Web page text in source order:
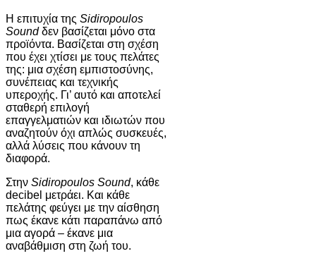
Η επιτυχία της Sidiropoulos
Soundδεν βασίζεται μόνο στα
προϊόντα. Βασίζεται στη σχέση
που έχει χτίσει με τους πελάτες
της: μια σχέση εμπιστοσύνης,
συνέπειας και τεχνικής
υπεροχής. Γι’ αυτό και αποτελεί
σταθερή επιλογή
επαγγελματιών και ιδιωτών που
αναζητούν όχι απλώς συσκευές,
αλλά λύσεις που κάνουν τη
διαφορά.
Στην Sidiropoulos Sound, κάθε
decibel μετράει. Και κάθε
πελάτης φεύγει με την αίσθηση
πως έκανε κάτι παραπάνω από
μια αγορά – έκανε μια
αναβάθμιση στη ζωή του.